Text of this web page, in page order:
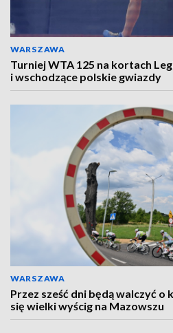
WARSZAWA
Turniej WTA 125 na kortach
i wschodzące polskie gwiazdy
WARSZAWA
Przez sześć dni będą walczyć o
się wielki wyścig na Mazowszu